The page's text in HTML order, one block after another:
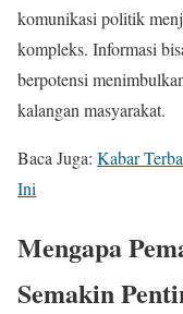
komunikasi politik
kompleks. Informasi
berpotensi
kalangan masyarakat.
Baca Juga: Kabar
Ini
Mengapa
Semakin